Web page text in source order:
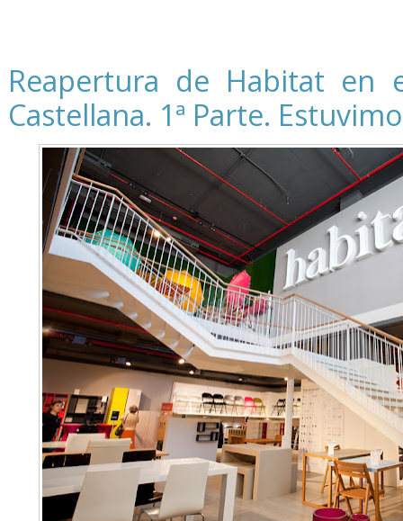
Reapertura de Habitat en
Castellana. 1ª Parte.